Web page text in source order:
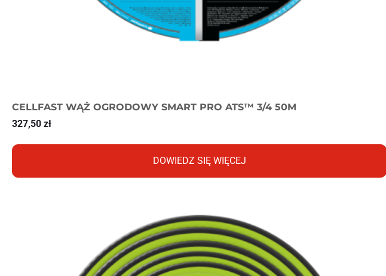
CELLFAST WĄŻ OGRODOWY SMART PRO ATS™ 3/4 50M
327,50 zł
DOWIEDZ SIĘ WIĘCEJ